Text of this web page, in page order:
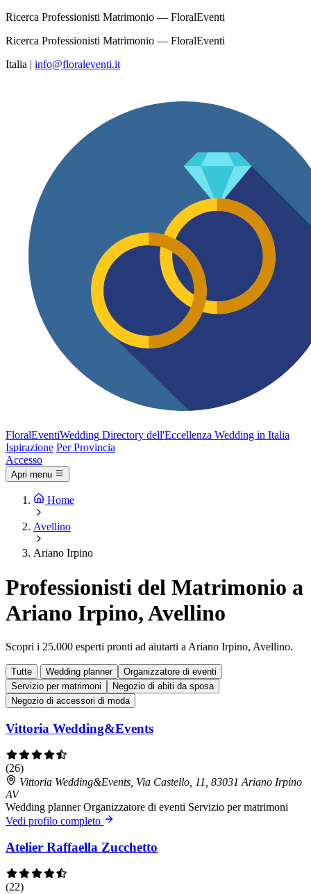
Ricerca Professionisti Matrimonio — FloralEventi
Ricerca Professionisti Matrimonio — FloralEventi
Italia | info@floraleventi.it
FloralEventiWedding Directory dell'Eccellenza Wedding in Italia
Ispirazione Per Provincia
Accesso
Apri menu
Home
Avellino
Ariano Irpino
Professionisti del Matrimonio a
Ariano Irpino, Avellino
Scopri i 25.000 esperti pronti ad aiutarti a Ariano Irpino, Avellino.
Tutte Wedding planner
Organizzatore di eventi
Servizio per matrimoni
Negozio di abiti da sposa
Negozio di accessori di moda
Vittoria Wedding&Events
(26)
Vittoria Wedding&Events, Via Castello, 11, 83031 Ariano Irpino
AV
Wedding plannerOrganizzatore di eventi Servizio per matrimoni
Vedi profilo completo
Atelier Raffaella Zucchetto
(22)